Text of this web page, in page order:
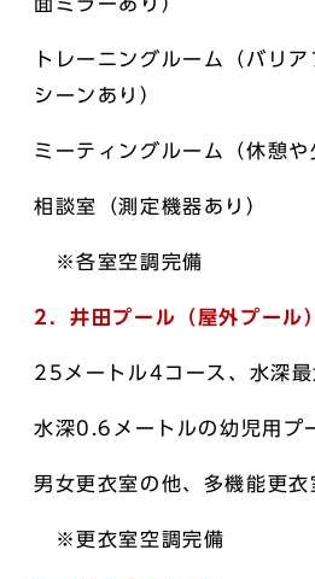
トレーニングルーム（バリ
シーンあり）
ミーティングルーム（休憩や
相談室（測定機器あり）
※各室空調完備
2．井田プール（屋外プール）
25メートル4コース、水深
水深0.6メートルの幼児用プ
男女更衣室の他、多機能更衣
※更衣室空調完備